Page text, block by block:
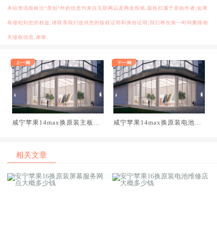
本站资讯除标注“原创”外的信息均来自互联网以及网友投稿,版权归属于原始作者,如果
有侵犯到您的权益,请联系我们提供您的版权证明和身份证明,我们将在第一时间删除相
关侵权信息,谢谢.
咸宁苹果14max换原装主板维
咸宁苹果14max换原装电池维
相关文章